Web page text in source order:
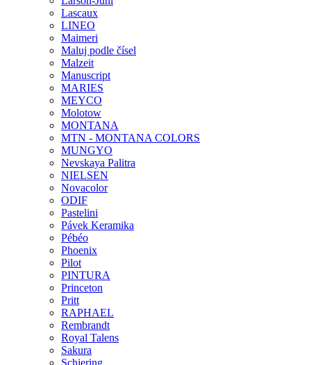
Lascaux
LINEO
Maimeri
Maluj podle čísel
Malzeit
Manuscript
MARIES
MEYCO
Molotow
MONTANA
MTN - MONTANA COLORS
MUNGYO
Nevskaya Palitra
NIELSEN
Novacolor
ODIF
Pastelini
Pávek Keramika
Pébéo
Phoenix
Pilot
PINTURA
Princeton
Pritt
RAPHAEL
Rembrandt
Royal Talens
Sakura
Schjering